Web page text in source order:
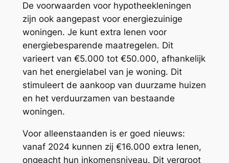
De voorwaarden voor hypotheekleningen
zijn ook aangepast voor energiezuinige
woningen. Je kunt extra lenen voor
energiebesparende maatregelen. Dit
varieert van €5.000 tot €50.000, afhankelijk
van het energielabel van je woning. Dit
stimuleert de aankoop van duurzame huizen
en het verduurzamen van bestaande
woningen.
Voor alleenstaanden is er goed nieuws:
vanaf 2024 kunnen zij €16.000 extra lenen,
ongeacht hun inkomensniveau. Dit vergroot